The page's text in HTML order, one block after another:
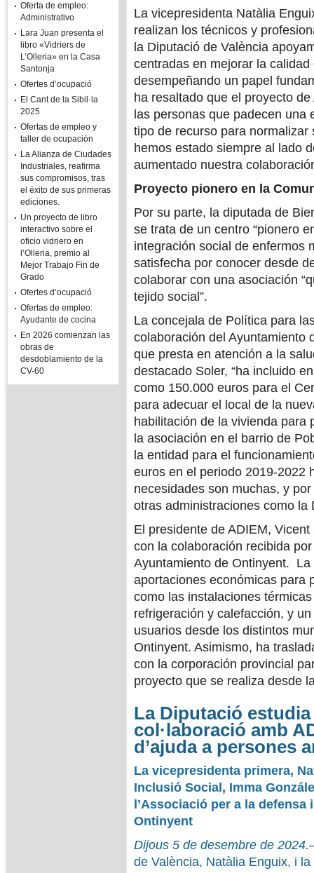
Oferta de empleo:
Administrativo
Lara Juan presenta el
libro «Vidriers de
L’Olleria» en la Casa
Santonja
Ofertes d’ocupació
El Cant de la Sibil·la
2025
Ofertas de empleo y
taller de ocupación
La Alianza de Ciudades
Industriales, reafirma
sus compromisos, tras
el éxito de sus primeras
ediciones.
Un proyecto de libro
interactivo sobre el
oficio vidriero en
l’Olleria, premio al
Mejor Trabajo Fin de
Grado
Ofertes d’ocupació
Ofertas de empleo:
Ayudante de cocina
En 2026 comienzan las
obras de
desdoblamiento de la
CV-60
La vicepresidenta Natàlia
realizan los técnicos y
la Diputació de València
centradas en mejorar la
desempeñando un papel
ha resaltado que el proyecto
las personas que padecen
tipo de recurso para
hemos estado siempre al lado
aumentado nuestra
Proyecto pionero en la
Por su parte, la diputada de
se trata de un centro “pionero
integración social de enfermos
satisfecha por conocer desde
colaborar con una asociación
tejido social”.
La concejala de Política para
colaboración del Ayuntamiento
que presta en atención a la
destacado Soler, “ha incluido
como 150.000 euros para el
para adecuar el local de la
habilitación de la vivienda para
la asociación en el barrio de
la entidad para el
euros en el periodo 2019-2022
necesidades son muchas, y
otras administraciones como la
El presidente de ADIEM,
con la colaboración recibida
Ayuntamiento de Ontinyent.
aportaciones económicas para
como las instalaciones
refrigeración y calefacción, y
usuarios desde los distintos
Ontinyent. Asimismo, ha
con la corporación provincial
proyecto que se realiza desde
La Diputació
col·laboració amb
d’ajuda a persones
La vicepresidenta primera,
Inclusió Social, Imma
l’Associació per a la
Ontinyent
Dijous 5 de desembre de 2024.
de València, Natàlia Enguix, i